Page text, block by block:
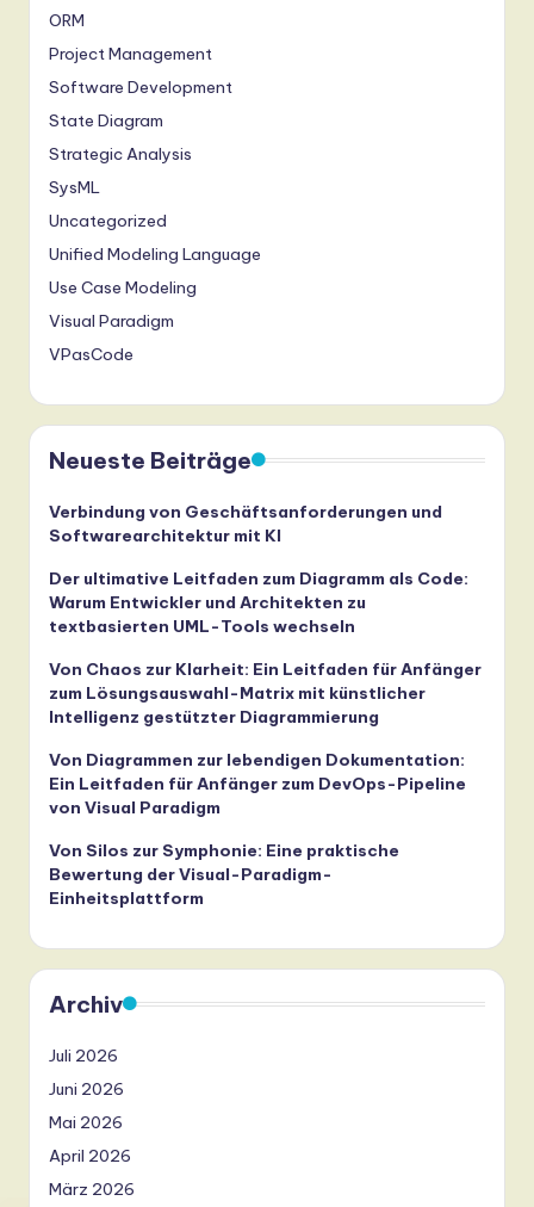
ORM
Project Management
Software Development
State Diagram
Strategic Analysis
SysML
Uncategorized
Unified Modeling Language
Use Case Modeling
Visual Paradigm
VPasCode
Neueste Beiträge
Verbindung von Geschäftsanforderungen und
Softwarearchitektur mit KI
Der ultimative Leitfaden zum Diagramm als Code:
Warum Entwickler und Architekten zu
textbasierten UML-Tools wechseln
Von Chaos zur Klarheit: Ein Leitfaden für Anfänger
zum Lösungsauswahl-Matrix mit künstlicher
Intelligenz gestützter Diagrammierung
Von Diagrammen zur lebendigen Dokumentation:
Ein Leitfaden für Anfänger zum DevOps-Pipeline
von Visual Paradigm
Von Silos zur Symphonie: Eine praktische
Bewertung der Visual-Paradigm-
Einheitsplattform
Archiv
Juli 2026
Juni 2026
Mai 2026
April 2026
März 2026